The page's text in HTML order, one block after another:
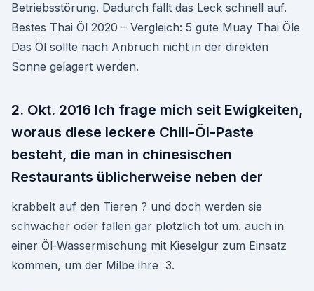
Betriebsstörung. Dadurch fällt das Leck schnell auf.
Bestes Thai Öl 2020 – Vergleich: 5 gute Muay Thai Öle
Das Öl sollte nach Anbruch nicht in der direkten
Sonne gelagert werden.
2. Okt. 2016 Ich frage mich seit Ewigkeiten,
woraus diese leckere Chili-Öl-Paste
besteht, die man in chinesischen
Restaurants üblicherweise neben der
krabbelt auf den Tieren ? und doch werden sie
schwächer oder fallen gar plötzlich tot um. auch in
einer Öl-Wassermischung mit Kieselgur zum Einsatz
kommen, um der Milbe ihre 3.